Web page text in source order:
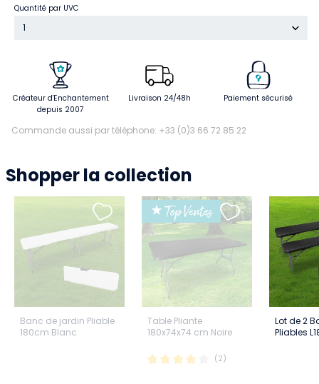
Quantité par UVC
1
Créateur d'Enchantement
depuis 2007
Livraison 24/48h Paiement sécurisé
Commande aussi par téléphone: +33 (0)3 66 72 85 22
Shopper la collection
Banc de jardin Pliable
180cm Blanc
Table Pliante
180x74x74 cm Noire
(2)
★ Top Ventes
Lot de 2
Pliables